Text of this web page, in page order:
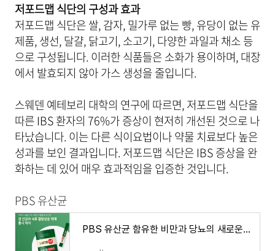
저포드맵 식단의 구성과 효과
저포드맵 식단은 쌀, 감자, 밀가루 없는 빵, 유당이 없는 유
제품, 생선, 달걀, 닭고기, 소고기, 다양한 과일과 채소 등
으로 구성됩니다. 이러한 식품들은 소화가 용이하며, 대장
에서 발효되지 않아 가스 생성을 줄입니다.
스웨덴 예테보리 대학의 연구에 따르면, 저포드맵 식단을
따른 IBS 환자의 76%가 증상이 현저히 개선된 것으로 나
타났습니다. 이는 다른 식이요법이나 약물 치료보다 높은
성과를 보인 결과입니다. 저포드맵 식단은 IBS 증상을 완
화하는 데 있어 매우 효과적임을 입증한 것입니다.
PBS 유산균
PBS 유산균 함유한 비만과 당뇨의 새로운 해결책, 락토핏 당케어